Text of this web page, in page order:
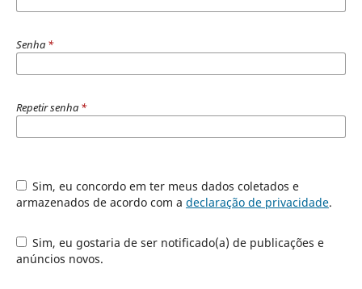
Senha *
Repetir senha *
Sim, eu concordo em ter meus dados coletados e
armazenados de acordo com a declaração de privacidade.
Sim, eu gostaria de ser notificado(a) de publicações e
anúncios novos.